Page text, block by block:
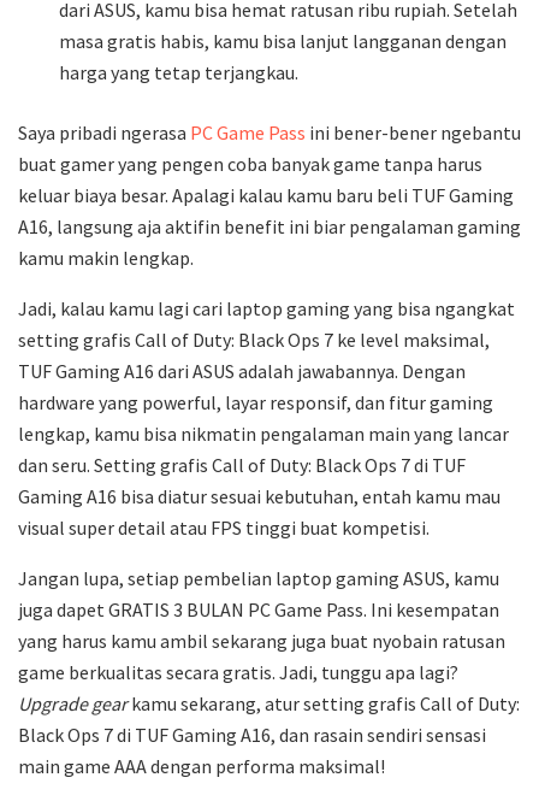
dari ASUS, kamu bisa hemat ratusan ribu rupiah. Setelah
masa gratis habis, kamu bisa lanjut langganan dengan
harga yang tetap terjangkau.
Saya pribadi ngerasa PC Game Pass ini bener-bener ngebantu
buat gamer yang pengen coba banyak game tanpa harus
keluar biaya besar. Apalagi kalau kamu baru beli TUF Gaming
A16, langsung aja aktifin benefit ini biar pengalaman gaming
kamu makin lengkap.
Jadi, kalau kamu lagi cari laptop gaming yang bisa ngangkat
setting grafis Call of Duty: Black Ops 7 ke level maksimal,
TUF Gaming A16 dari ASUS adalah jawabannya. Dengan
hardware yang powerful, layar responsif, dan fitur gaming
lengkap, kamu bisa nikmatin pengalaman main yang lancar
dan seru. Setting grafis Call of Duty: Black Ops 7 di TUF
Gaming A16 bisa diatur sesuai kebutuhan, entah kamu mau
visual super detail atau FPS tinggi buat kompetisi.
Jangan lupa, setiap pembelian laptop gaming ASUS, kamu
juga dapet GRATIS 3 BULAN PC Game Pass. Ini kesempatan
yang harus kamu ambil sekarang juga buat nyobain ratusan
game berkualitas secara gratis. Jadi, tunggu apa lagi?
Upgrade gearkamu sekarang, atur setting grafis Call of Duty:
Black Ops 7 di TUF Gaming A16, dan rasain sendiri sensasi
main game AAA dengan performa maksimal!